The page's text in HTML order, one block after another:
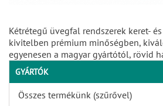
Kétrétegű üvegfal rendszerek keret-
kivitelben prémium minőségben,
egyenesen a magyar gyártótól, rövid
GYÁRTÓK
Összes termékünk (szűrővel)